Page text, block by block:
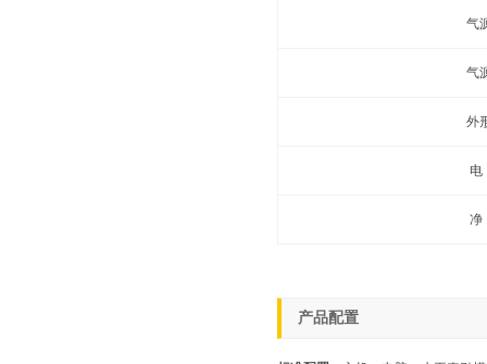
气
气
外
产品配置